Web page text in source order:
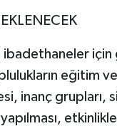
ibadethaneler
eğitim
inanç grupları,
yapılması,